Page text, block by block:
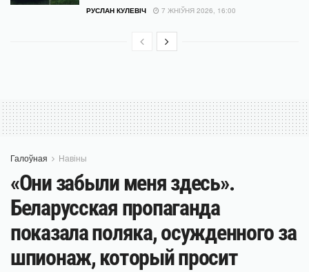
РУСЛАН КУЛЕВІЧ 7 ЖНІЎНЯ 2026, 16:00
Галоўная Навіны
«Они забыли меня здесь».
Беларусская пропаганда
показала поляка, осужденного за
шпионаж, который просит